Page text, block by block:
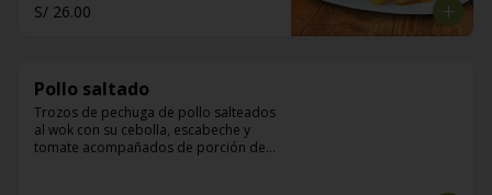
S/ 26.00
Pollo saltado
Trozos de pechuga de pollo salteados
al wok con su cebolla, escabeche y
tomate acompañados de porción de